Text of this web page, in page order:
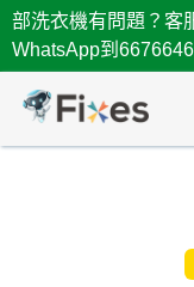
部洗衣機有問題？客
WhatsApp到